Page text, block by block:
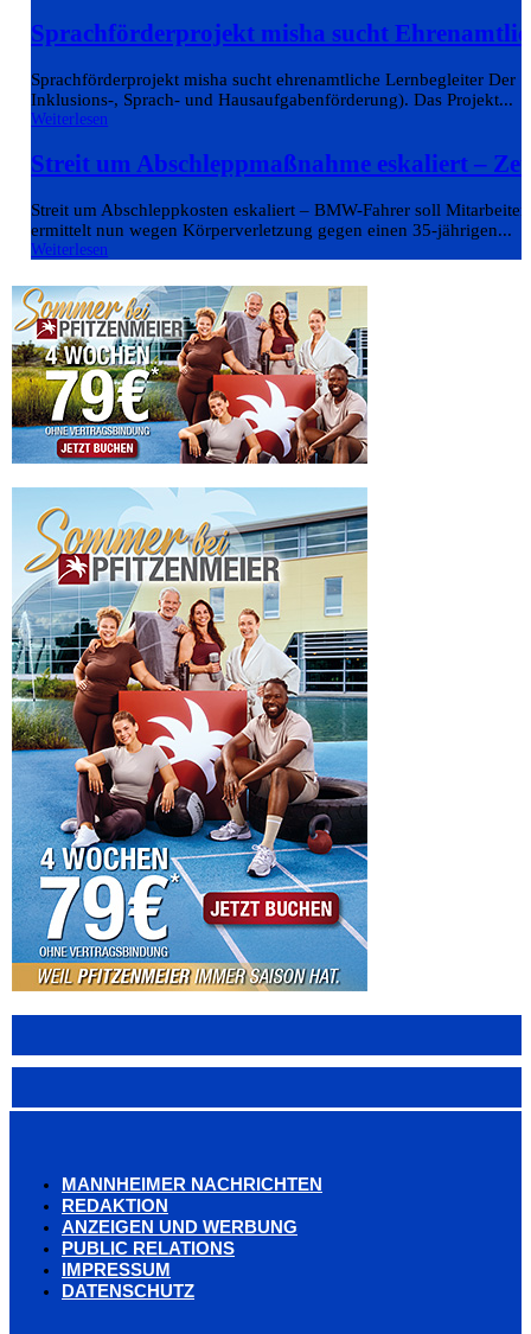
Sprachförderprojekt misha sucht
Sprachförderprojekt misha sucht ehrenamtliche Lernbegleiter Der
Inklusions-, Sprach- und Hausaufgabenförderung). Das Projekt...
Weiterlesen
Streit um Abschleppmaßnahme eskaliert –
Streit um Abschleppkosten eskaliert – BMW-Fahrer soll
ermittelt nun wegen Körperverletzung gegen einen 35-jährigen...
Weiterlesen
MANNHEIMER NACHRICHTEN
REDAKTION
ANZEIGEN UND WERBUNG
PUBLIC RELATIONS
IMPRESSUM
DATENSCHUTZ